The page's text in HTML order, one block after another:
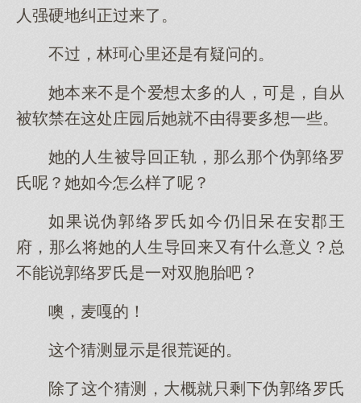
人强硬地纠正过来了。
不过，林珂心里还是有疑问的。
她本来不是个爱想太多的人，可是，自从
被软禁在这处庄园后她就不由得要多想一些。
她的人生被导回正轨，那么那个伪郭络罗
氏呢？她如今怎么样了呢？
如果说伪郭络罗氏如今仍旧呆在安郡王
府，那么将她的人生导回来又有什么意义？总
不能说郭络罗氏是一对双胞胎吧？
噢，麦嘎的！
这个猜测显示是很荒诞的。
除了这个猜测，大概就只剩下伪郭络罗氏